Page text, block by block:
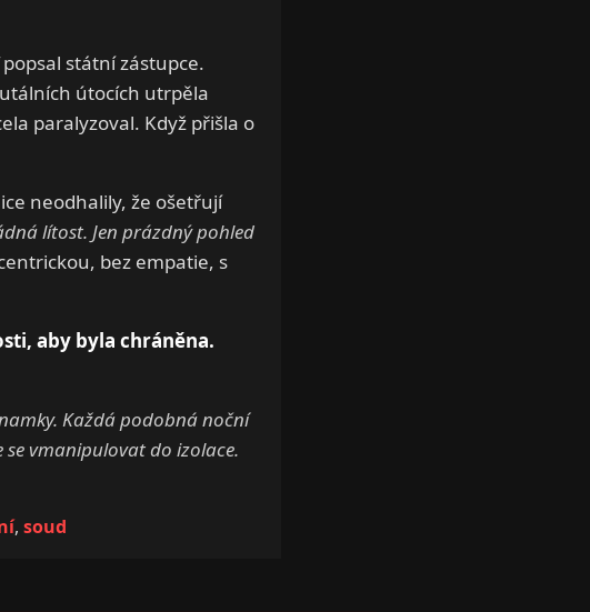
státní zástupce.
útocích utrpěla
paralyzoval. Když přišla o
neodhalily, že ošetřují
lítost. Jen prázdný pohled
bez empatie, s
aby byla chráněna.
Každá podobná noční
se vmanipulovat do izolace.
, soud